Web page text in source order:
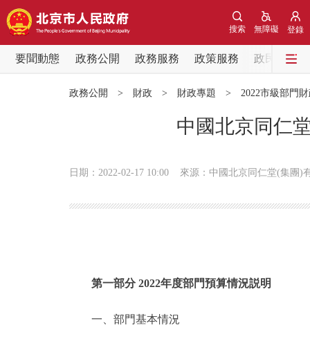
登錄
無障礙
搜索
要聞動態 政務公開 政務服務 政策服務
政民互動
政務公開 > 財政 > 財政專題 > 2022市級部門
中國北京同仁
日期：2022-02-17 10:00 來源：中國北京同仁堂(集團)
第一部分 2022年度部門預算情況説明
一、部門基本情況